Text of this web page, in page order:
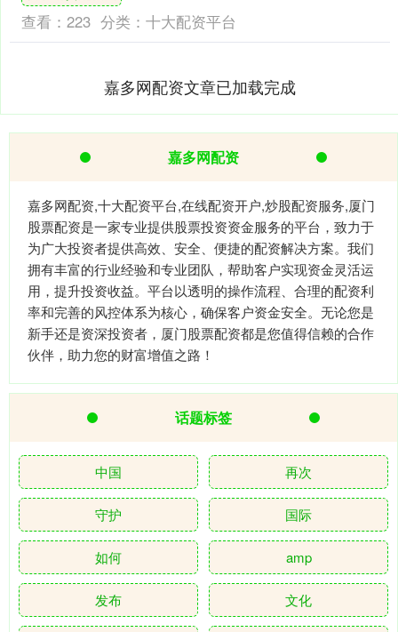
的起源发展中，“灌溉....
查看： 223 分类： 十大配资平台
嘉多网配资文章已加载完成
嘉多网配资
嘉多网配资,十大配资平台,在线配资开户,炒股配资服务,厦门
股票配资是一家专业提供股票投资资金服务的平台，致力于
为广大投资者提供高效、安全、便捷的配资解决方案。我们
拥有丰富的行业经验和专业团队，帮助客户实现资金灵活运
用，提升投资收益。平台以透明的操作流程、合理的配资利
率和完善的风控体系为核心，确保客户资金安全。无论您是
新手还是资深投资者，厦门股票配资都是您值得信赖的合作
伙伴，助力您的财富增值之路！
话题标签
中国 再次
守护 国际
如何 amp
发布 文化